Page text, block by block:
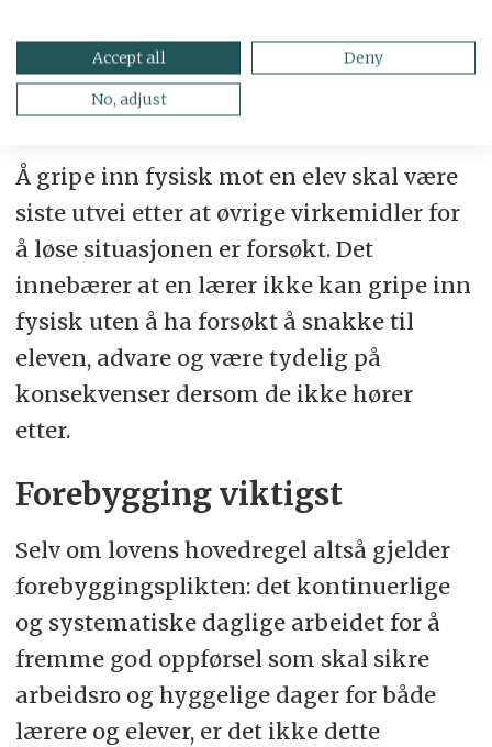
er på skolen for å lære.
Tydelige vilkår før inngripen
Å gripe inn fysisk mot en elev skal være
siste utvei etter at øvrige virkemidler for
å løse situasjonen er forsøkt. Det
innebærer at en lærer ikke kan gripe inn
fysisk uten å ha forsøkt å snakke til
eleven, advare og være tydelig på
konsekvenser dersom de ikke hører
etter.
Forebygging viktigst
Selv om lovens hovedregel altså gjelder
forebyggingsplikten: det kontinuerlige
og systematiske daglige arbeidet for å
fremme god oppførsel som skal sikre
arbeidsro og hyggelige dager for både
lærere og elever, er det ikke dette
Accept all Deny
No, adjust